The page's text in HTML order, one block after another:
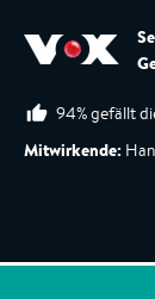
94% gefällt
Mitwirkende: